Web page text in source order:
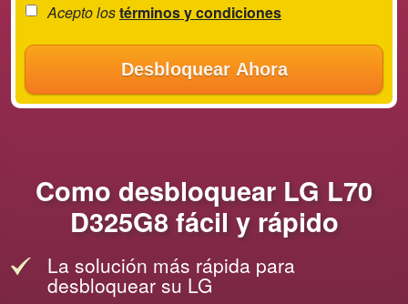
Acepto lostérminos y condiciones
Desbloquear Ahora
Como desbloquear LG L70
D325G8 fácil y rápido
La solución más rápida para
desbloquear su LG